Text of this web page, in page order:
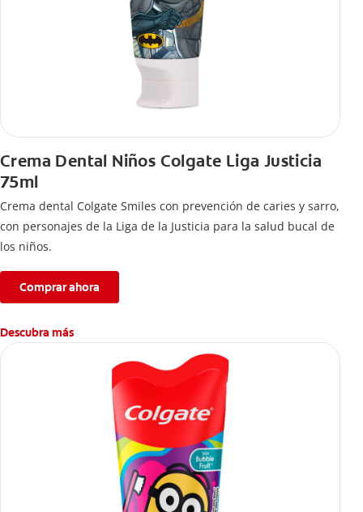
Crema Dental Niños Colgate Liga Justicia
75ml
Crema dental Colgate Smiles con prevención de caries y sarro,
con personajes de la Liga de la Justicia para la salud bucal de
los niños.
Comprar ahora
Descubra más